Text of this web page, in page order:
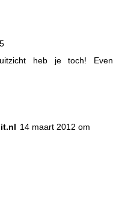
heb je toch! Even
14 maart 2012 om